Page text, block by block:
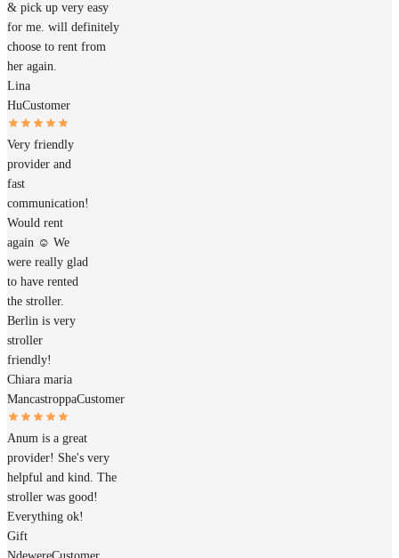
& pick up very easy
for me. will definitely
choose to rent from
her again.
Lina
HuCustomer
Very friendly
provider and
fast
communication!
Would rent
again ☺️ We
were really glad
to have rented
the stroller.
Berlin is very
stroller
friendly!
Chiara maria
MancastroppaCustomer
Anum is a great
provider! She's very
helpful and kind. The
stroller was good!
Everything ok!
Gift